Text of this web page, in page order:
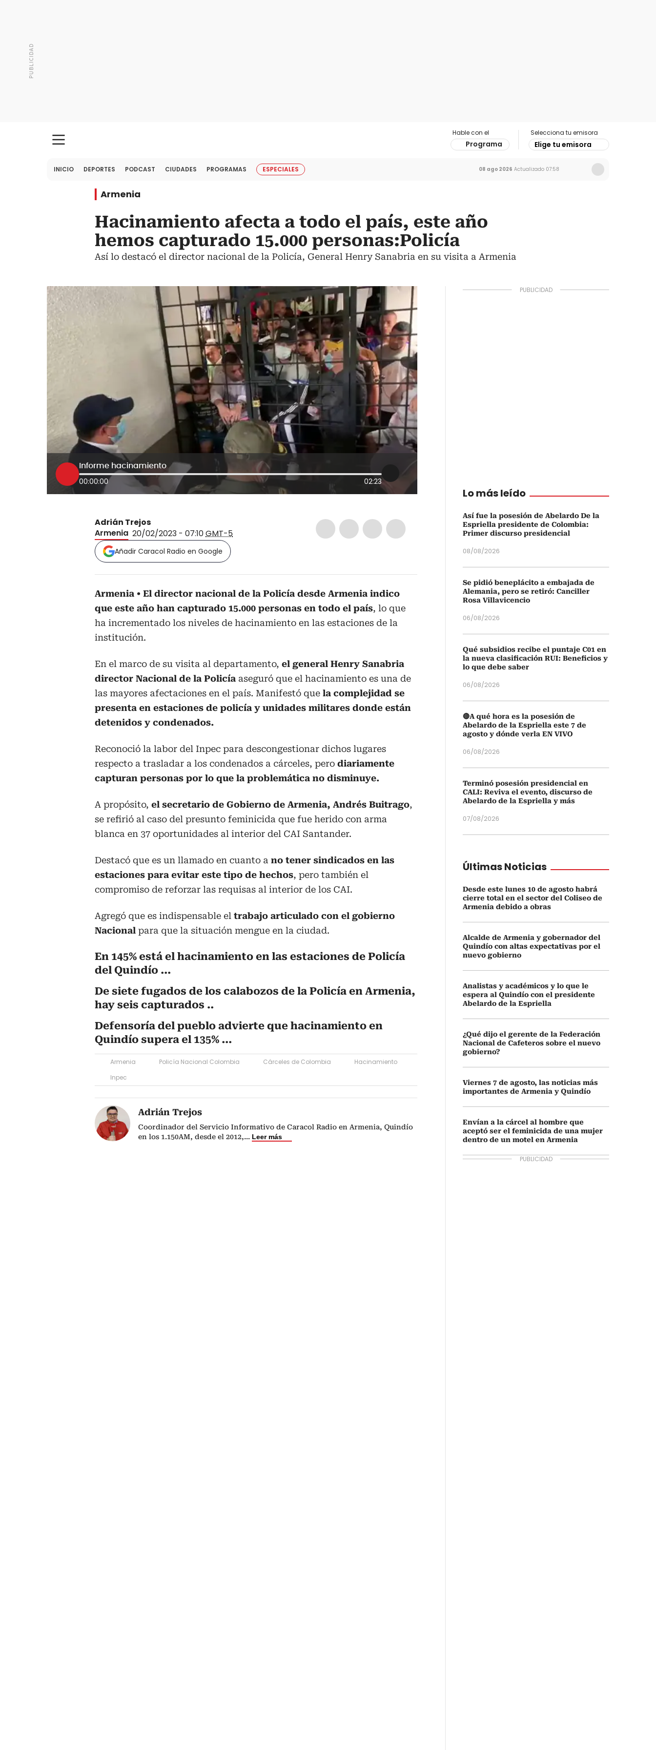
Hable con el
Programa
Selecciona tu emisora
Elige tu emisora
INICIO DEPORTES PODCAST CIUDADES PROGRAMAS ESPECIALES 08 ago 2026 Actualizado 07:58
Armenia
Hacinamiento afecta a todo el país, este año
hemos capturado 15.000 personas:Policía
Así lo destacó el director nacional de la Policía, General Henry Sanabria en su visita a Armenia
Informe hacinamiento
00:00:00 02:23
Adrián Trejos
Armenia 20/02/2023 - 07:10GMT-5
Añadir Caracol Radio en Google
Armenia
El director nacional de la Policía desde Armenia indico
que este año han capturado 15.000 personas en todo el país, lo que
ha incrementado los niveles de hacinamiento en las estaciones de la
institución.
En el marco de su visita al departamento, el general Henry Sanabria
director Nacional de la Policía aseguró que el hacinamiento es una de
las mayores afectaciones en el país. Manifestó que la complejidad se
presenta en estaciones de policía y unidades militares donde están
detenidos y condenados.
Reconoció la labor del Inpec para descongestionar dichos lugares
respecto a trasladar a los condenados a cárceles, pero diariamente
capturan personas por lo que la problemática no disminuye.
A propósito, el secretario de Gobierno de Armenia, Andrés Buitrago,
se refirió al caso del presunto feminicida que fue herido con arma
blanca en 37 oportunidades al interior del CAI Santander.
Destacó que es un llamado en cuanto a no tener sindicados en las
estaciones para evitar este tipo de hechos, pero también el
compromiso de reforzar las requisas al interior de los CAI.
Agregó que es indispensable el trabajo articulado con el gobierno
Nacional para que la situación mengue en la ciudad.
En 145% está el hacinamiento en las estaciones de Policía
del Quindío ...
De siete fugados de los calabozos de la Policía en Armenia,
hay seis capturados ..
Defensoría del pueblo advierte que hacinamiento en
Quindío supera el 135% ...
Armenia Policía Nacional Colombia Cárceles de Colombia
Hacinamiento
Inpec
Adrián Trejos
Coordinador del Servicio Informativo de Caracol Radio en Armenia, Quindío
en los 1.150AM, desde el 2012,... Leer más
Lo más leído
Así fue la posesión de Abelardo De la
Espriella presidente de Colombia:
Primer discurso presidencial
08/08/2026
Se pidió beneplácito a embajada de
Alemania, pero se retiró: Canciller
Rosa Villavicencio
06/08/2026
Qué subsidios recibe el puntaje C01 en
la nueva clasificación RUI: Beneficios y
lo que debe saber
06/08/2026
🔴A qué hora es la posesión de
Abelardo de la Espriella este 7 de
agosto y dónde verla EN VIVO
06/08/2026
Terminó posesión presidencial en
CALI: Reviva el evento, discurso de
Abelardo de la Espriella y más
07/08/2026
Últimas Noticias
Desde este lunes 10 de agosto habrá
cierre total en el sector del Coliseo de
Armenia debido a obras
Alcalde de Armenia y gobernador del
Quindío con altas expectativas por el
nuevo gobierno
Analistas y académicos y lo que le
espera al Quindío con el presidente
Abelardo de la Espriella
¿Qué dijo el gerente de la Federación
Nacional de Cafeteros sobre el nuevo
gobierno?
Viernes 7 de agosto, las noticias más
importantes de Armenia y Quindío
Envían a la cárcel al hombre que
aceptó ser el feminicida de una mujer
dentro de un motel en Armenia